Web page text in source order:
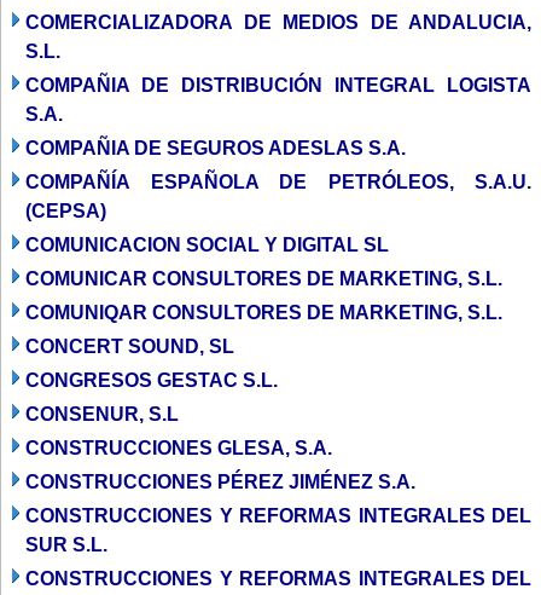
COMERCIALIZADORA DE MEDIOS DE ANDALUCIA,
S.L.
COMPAÑIA DE DISTRIBUCIÓN INTEGRAL LOGISTA
S.A.
COMPAÑIA DE SEGUROS ADESLAS S.A.
COMPAÑÍA ESPAÑOLA DE PETRÓLEOS, S.A.U.
(CEPSA)
COMUNICACION SOCIAL Y DIGITAL SL
COMUNICAR CONSULTORES DE MARKETING, S.L.
COMUNIQAR CONSULTORES DE MARKETING, S.L.
CONCERT SOUND, SL
CONGRESOS GESTAC S.L.
CONSENUR, S.L
CONSTRUCCIONES GLESA, S.A.
CONSTRUCCIONES PÉREZ JIMÉNEZ S.A.
CONSTRUCCIONES Y REFORMAS INTEGRALES DEL
SUR S.L.
CONSTRUCCIONES Y REFORMAS INTEGRALES DEL